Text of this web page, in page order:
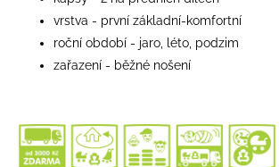
vrstva - první základní-komfortní
roční období - jaro, léto, podzim
zařazení - běžné nošení